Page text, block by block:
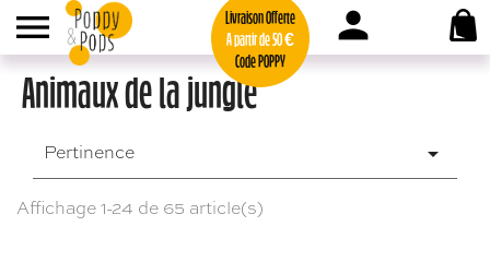
Livraison Offerte
A partir de 50 €
Code POPPY
 person
Animaux de la jungle
Pertinence 
Affichage 1-24 de 65 article(s)